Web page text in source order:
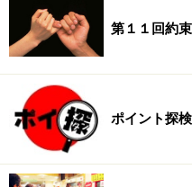
第１１回約
ポイント探